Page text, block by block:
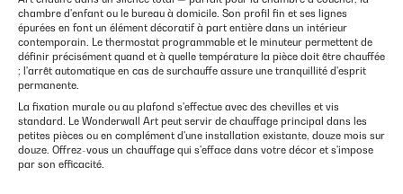
chambre d'enfant ou le bureau à domicile. Son profil fin et ses lignes
épurées en font un élément décoratif à part entière dans un intérieur
contemporain. Le thermostat programmable et le minuteur permettent de
définir précisément quand et à quelle température la pièce doit être chauffée
; l'arrêt automatique en cas de surchauffe assure une tranquillité d'esprit
permanente.
La fixation murale ou au plafond s'effectue avec des chevilles et vis
standard. Le Wonderwall Art peut servir de chauffage principal dans les
petites pièces ou en complément d'une installation existante, douze mois sur
douze. Offrez-vous un chauffage qui s'efface dans votre décor et s'impose
par son efficacité.